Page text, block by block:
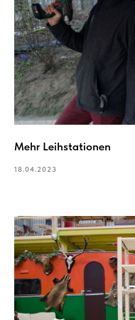
Mehr Leihstationen
18.04.2023